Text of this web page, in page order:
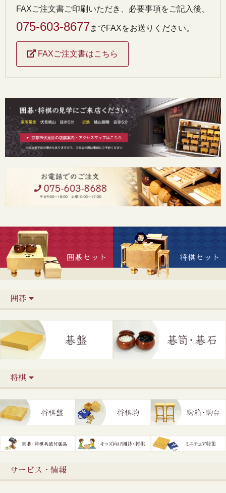
FAXご注文書ご印刷いただき、必要事項をご記入後、
075-603-8677までFAXをお送りください。
FAXご注文書はこちら
囲碁
将棋
サービス・情報